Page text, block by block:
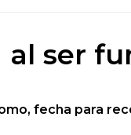
ser
fecha para